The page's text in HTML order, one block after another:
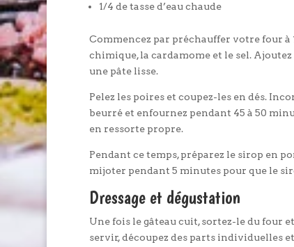
1/4 de tasse d’eau chaude
Commencez par préchauffer votre four à
chimique, la cardamome et le sel.
une pâte lisse.
Pelez les poires et coupez-les en dés.
beurré et enfournez pendant 45 à 50
en ressorte propre.
Pendant ce temps, préparez le sirop en
mijoter pendant 5 minutes pour que le
Dressage et dégustation
Une fois le gâteau cuit, sortez-le du four
servir, découpez des parts individuelles